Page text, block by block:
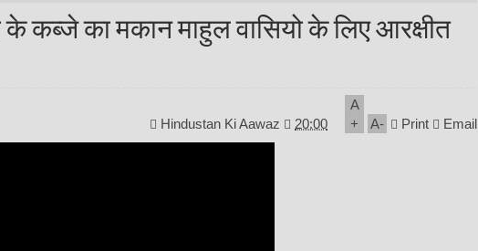
के कब्जे का मकान माहुल वासियो के लिए आरक्षीत
Hindustan Ki Aawaz 20:00
A
+
A- Print Email